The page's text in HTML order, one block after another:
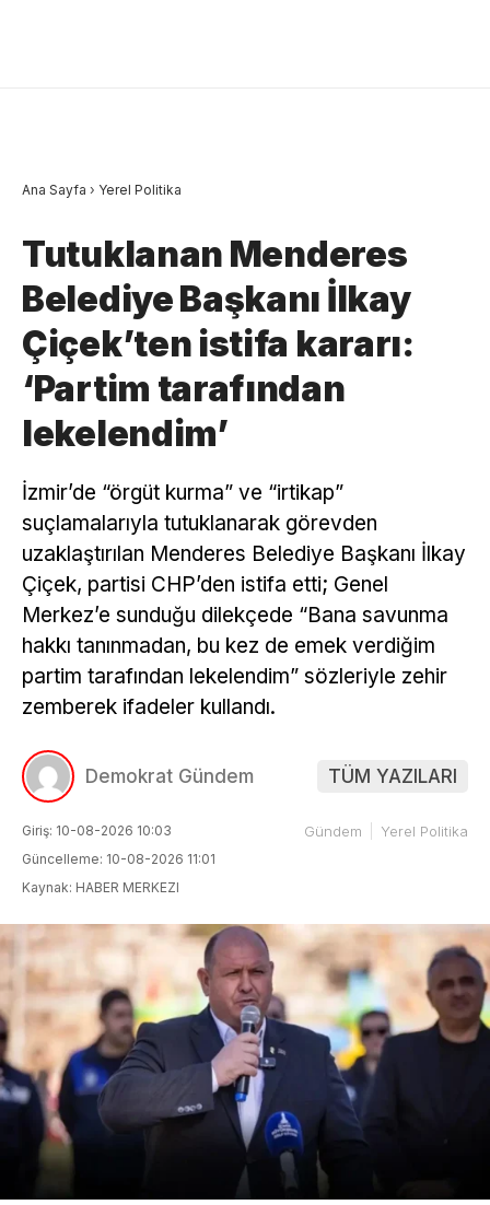
Ana Sayfa › Yerel Politika
Tutuklanan Menderes
Belediye Başkanı İlkay
Çiçek’ten istifa kararı:
‘Partim tarafından
lekelendim’
İzmir’de “örgüt kurma” ve “irtikap”
suçlamalarıyla tutuklanarak görevden
uzaklaştırılan Menderes Belediye Başkanı İlkay
Çiçek, partisi CHP’den istifa etti; Genel
Merkez’e sunduğu dilekçede “Bana savunma
hakkı tanınmadan, bu kez de emek verdiğim
partim tarafından lekelendim” sözleriyle zehir
zemberek ifadeler kullandı.
Demokrat Gündem TÜM YAZILARI
Giriş: 10-08-2026 10:03
Güncelleme: 10-08-2026 11:01
Kaynak: HABER MERKEZI
Gündem Yerel Politika